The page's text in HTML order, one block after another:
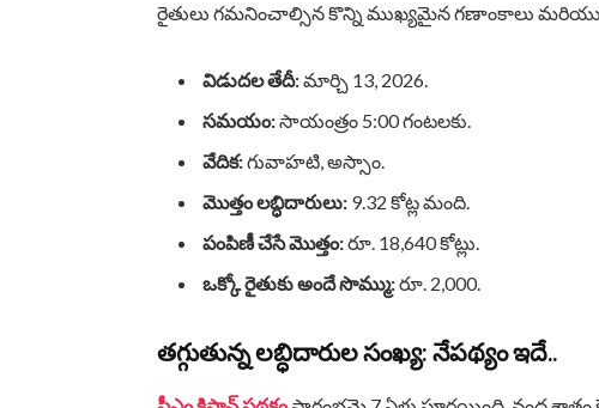
రైతులు గమనించాల్సిన కొన్ని ముఖ్యమైన గణాంకాలు
విడుదల తేదీ:మార్చి 13, 2026.
సమయం:సాయంత్రం 5:00 గంటలకు.
వేదిక:గువాహటి, అస్సాం.
మొత్తం లబ్ధిదారులు: 9.32 కోట్ల మంది.
పంపిణీ చేసే మొత్తం:రూ. 18,640 కోట్లు.
ఒక్కో రైతుకు అందే సొమ్ము:రూ. 2,000.
తగ్గుతున్న లబ్ధిదారుల సంఖ్య: నేపథ్యం ఇదే..